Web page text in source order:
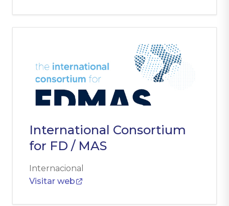
International Consortium
for FD / MAS
Internacional
Visitar web